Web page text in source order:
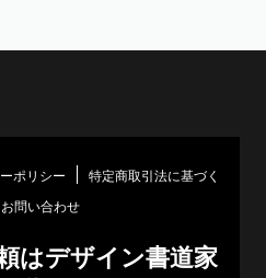
ポリシー
特定商取引法に基づく
お問い合わせ
はデザイン書道家